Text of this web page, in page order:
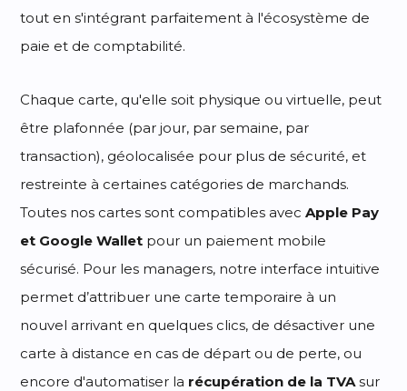
tout en s'intégrant parfaitement à l'écosystème de
paie et de comptabilité.
Chaque carte, qu'elle soit physique ou virtuelle, peut
être plafonnée (par jour, par semaine, par
transaction), géolocalisée pour plus de sécurité, et
restreinte à certaines catégories de marchands.
Toutes nos cartes sont compatibles avecApple Pay
et Google Wallet pour un paiement mobile
sécurisé. Pour les managers, notre interface intuitive
permet d’attribuer une carte temporaire à un
nouvel arrivant en quelques clics, de désactiver une
carte à distance en cas de départ ou de perte, ou
encore d'automatiser la récupération de la TVA sur